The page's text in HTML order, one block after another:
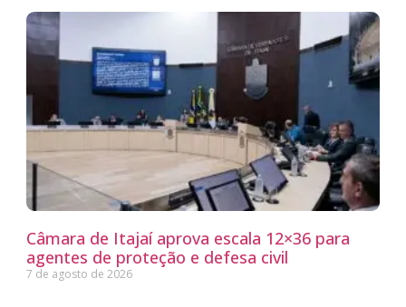
Câmara de Itajaí aprova escala 12×36 para
agentes de proteção e defesa civil
7 de agosto de 2026